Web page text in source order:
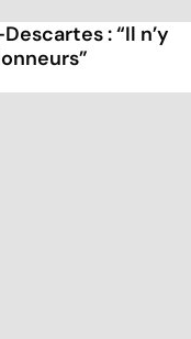
: “Il n’y